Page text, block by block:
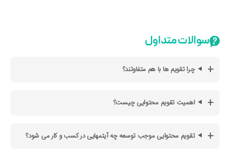
سوالات متداول
چرا تقویم ها با هم متفاوتند؟
اهمیت تقویم محتوایی چیست؟
تقویم محتوایی موجب توسعه چه آیتمهایی در کسب و کار می شود؟